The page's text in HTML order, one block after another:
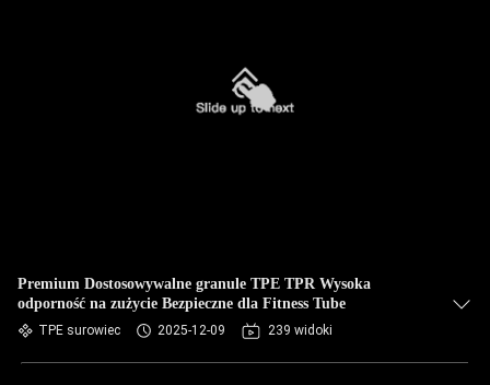
Premium Dostosowywalne granule TPE TPR Wysoka
odporność na zużycie Bezpieczne dla Fitness Tube
TPE surowiec 2025-12-09 239 widoki